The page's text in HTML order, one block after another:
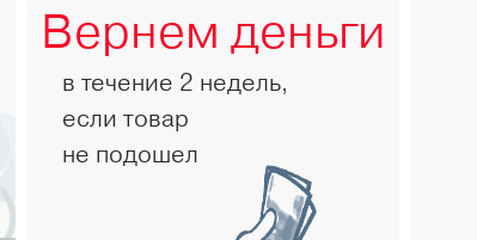
Вернем деньги
в течение 2 недель,
если товар
не подошел